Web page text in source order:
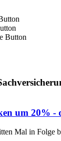
um 20% -
Mal in Folge